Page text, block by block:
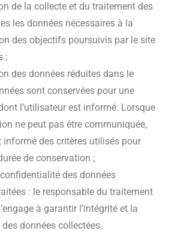
de la collecte et du traitement des
les données nécessaires à la
des objectifs poursuivis par le site
;
des données réduites dans le
sont conservées pour une
l’utilisateur est informé. Lorsque
ne peut pas être communiquée,
informé des critères utilisés pour
de conservation ;
des données
: le responsable du traitement
à garantir l’intégrité et la
données collectées.